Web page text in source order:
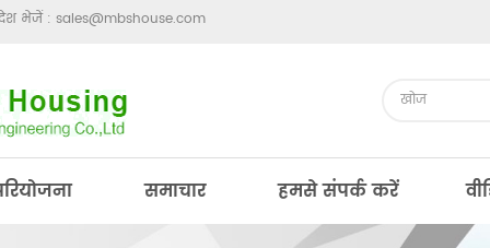
भेजें : sales@mbshouse.com
समाचार हमसे संपर्क करें